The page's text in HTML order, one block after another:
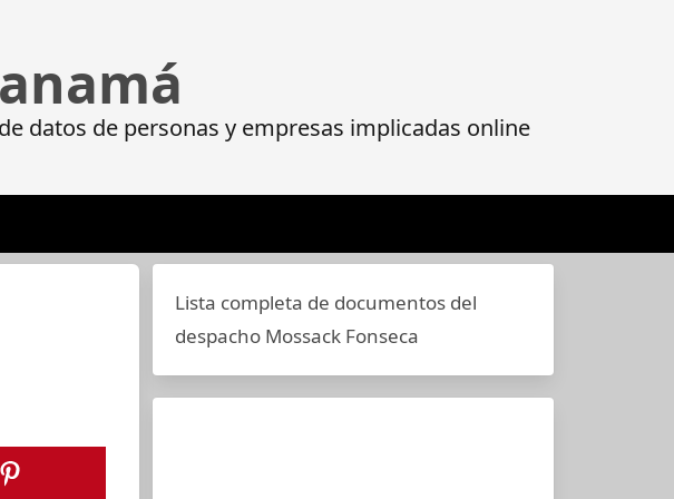
datos de personas y empresas implicadas online
Lista completa de documentos del
despacho Mossack Fonseca